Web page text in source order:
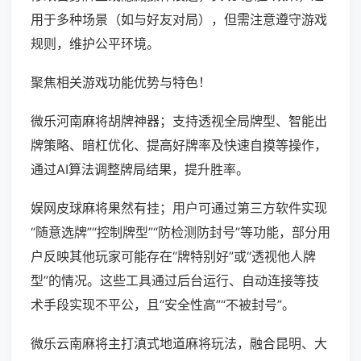
用于多种场景（如与好友对局），但需注意遵守游戏
规则，维护公平环境。
聚焦相关游戏功能优势与特色！
微乐河南麻将胡牌神器；支持透视全局牌型、智能出
牌策略、暗杠优化、提高好牌率及快速自摸等操作，
通过AI算法调整牌局结果，提升胜率。
娱网皮球麻将果然有挂；用户可通过第三方软件实现
“随意选牌”“控制牌型”“防检测防封号”等功能，部分用
户反映其他玩家可能存在“牌特别好”或“透视他人牌
型”的情况。这些工具通过后台运行、自动连接等技
术手段实现不平公，且“安全性高”“不被封号”。
微乐云南麻将主打滇式地道麻将玩法，融合昆明、大